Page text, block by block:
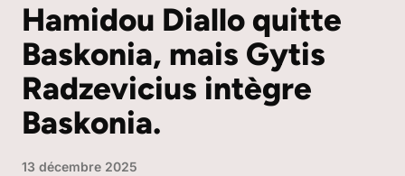
Hamidou Diallo quitte
Baskonia, mais Gytis
Radzevicius intègre
Baskonia.
13 décembre 2025